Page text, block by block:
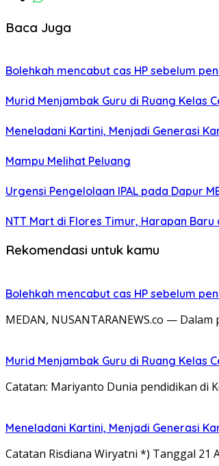
Baca Juga
Bolehkah mencabut cas HP sebelum
Murid Menjambak Guru di Ruang Kelas
Meneladani Kartini, Menjadi Generasi
Mampu Melihat Peluang
Urgensi Pengelolaan IPAL pada Dapur
NTT Mart di Flores Timur, Harapan
Rekomendasi untuk kamu
Bolehkah mencabut cas HP sebelum
MEDAN, NUSANTARANEWS.co —
Murid Menjambak Guru di Ruang Kelas
Catatan: Mariyanto Dunia pendidikan di
Meneladani Kartini, Menjadi Generasi
Catatan Risdiana Wiryatni *) Tanggal